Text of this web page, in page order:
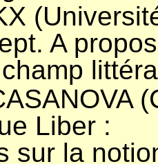
A
Liber :
sur la